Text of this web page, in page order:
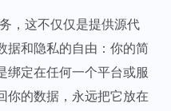
，这不仅仅是提供源代
据和隐私的自由：你的简
绑定在任何一个平台或服
你的数据，永远把它放在